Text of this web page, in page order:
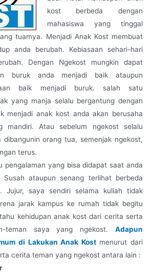
kost berbeda dengan
mahasiswa yang tinggal
tuamya. Menjadi Anak Kost membuat
anda berubah. Kebiasaan sehari-hari
Dengan Ngekost mungkin dapat
buruk anda menjadi baik ataupun
baik menjadi buruk. salah satu
yang manja selalu bergantung dengan
menjadi anak kost anda akan berusaha
mandiri. Atau sebelum ngekost selalu
dibangunin orang tua, semenjak ngekost,
terus.
pengalaman yang bisa didapat saat anda
Susah ataupun senang terlihat berbeda
Jujur, saya sendiri selama kuliah tidak
jarak kampus ke rumah tidak begitu
kehidupan anak kost dari cerita serta
teman saya yang ngekost. Adapun
di Lakukan Anak Kost menurut dari
cerita teman yang ngekost antara lain :